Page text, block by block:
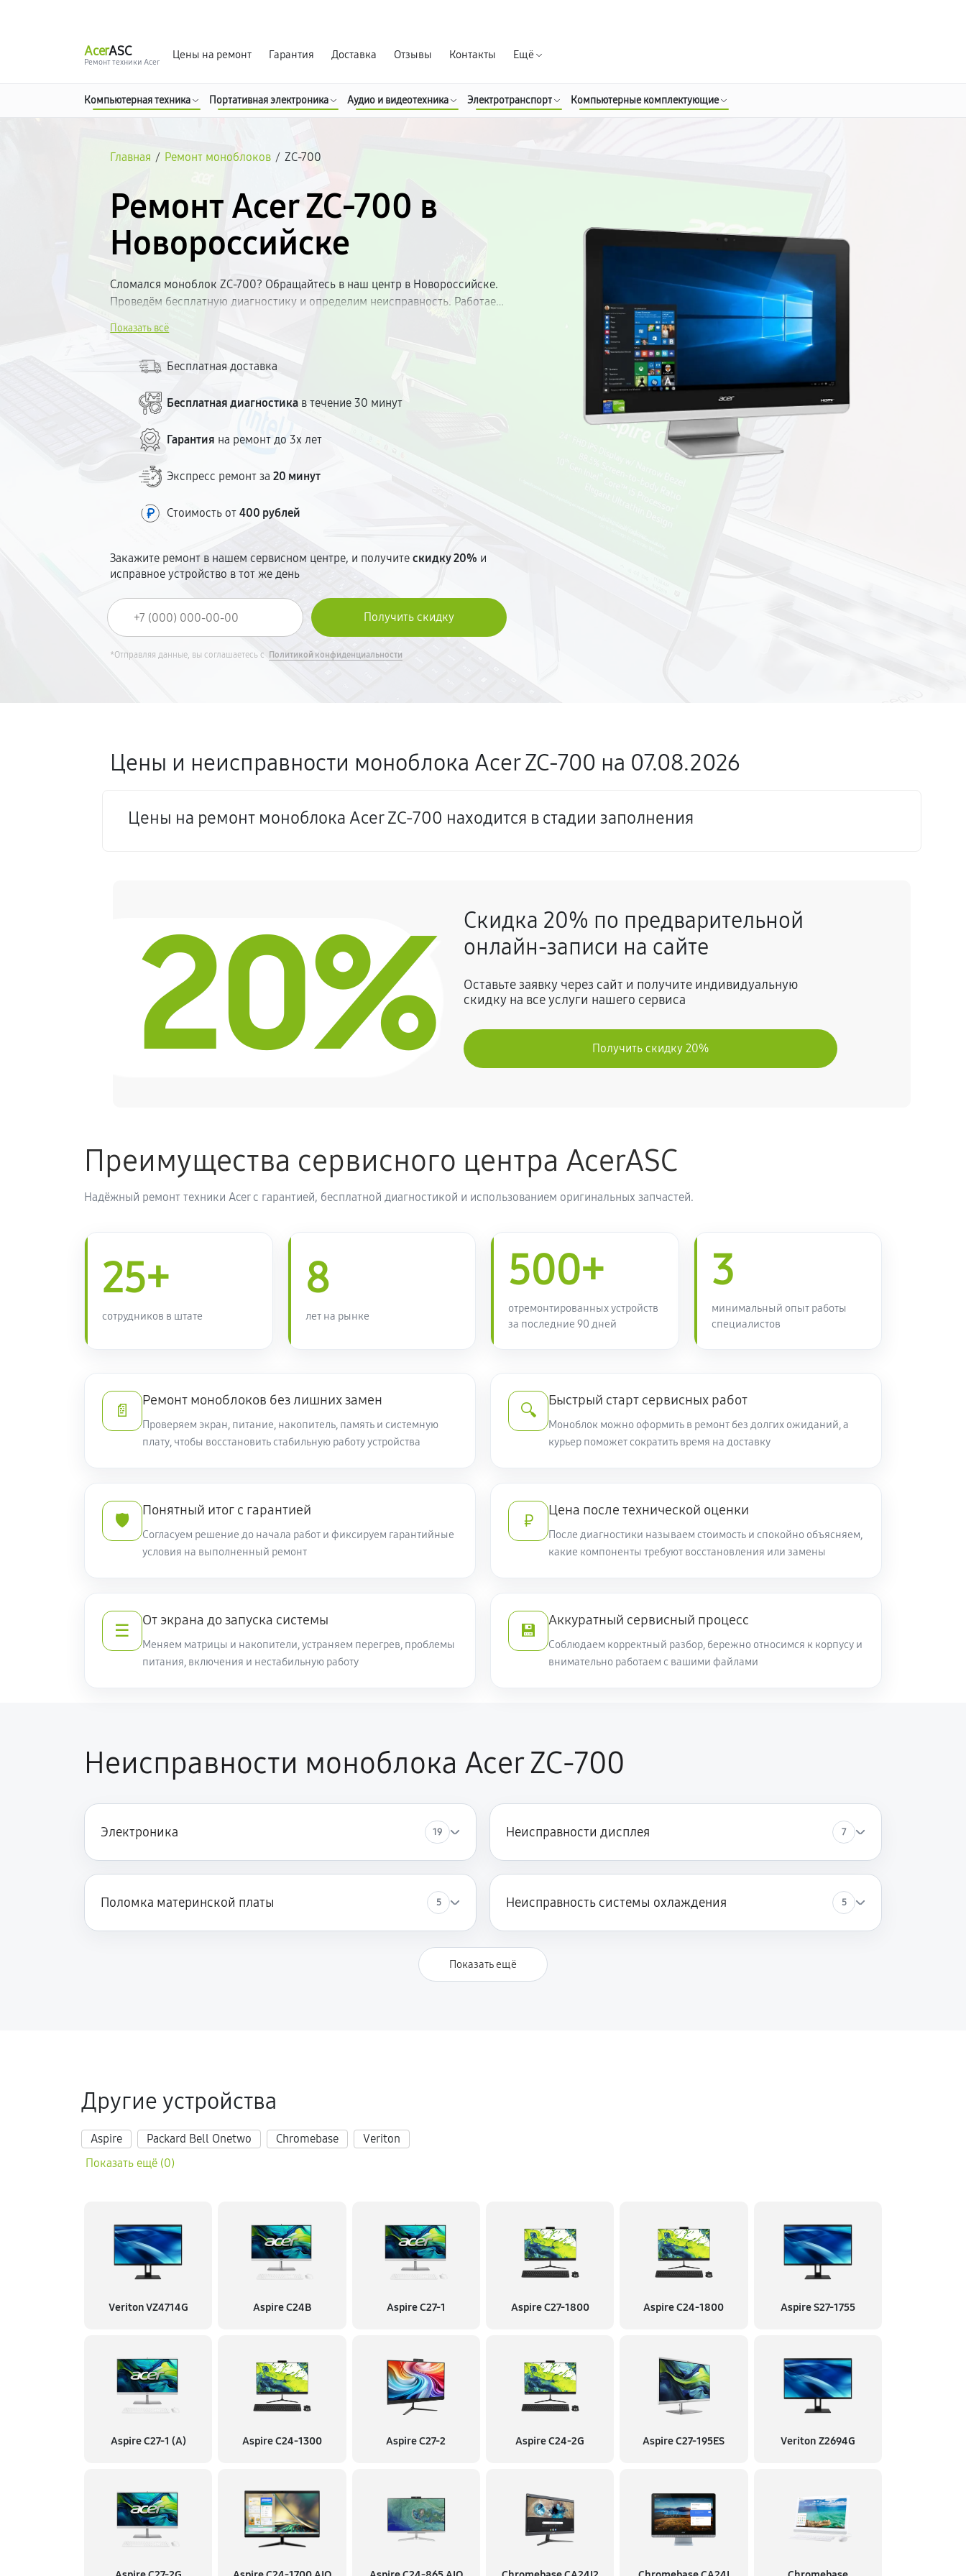
AcerASC
Ремонт техники Acer
Цены на ремонт Гарантия Доставка Отзывы Контакты Ещё
Компьютерная техника Портативная электроника Аудио и видеотехника Электротранспорт Компьютерные комплектующие
Главная / Ремонт моноблоков / ZC-700
Ремонт Acer ZC-700 в
Новороссийске
Сломался моноблок ZC-700? Обращайтесь в наш центр в Новороссийске.
Проведём бесплатную диагностику и определим неисправность. Работаем
Ремонт — от 30 минут. Стоимость озвучиваем до начала ремонта. Без
Показать всё
Бесплатная доставка
Бесплатная диагностика в течение 30 минут
Гарантия на ремонт до 3х лет
Экспресс ремонт за20 минут
Стоимость от400 рублей
Закажите ремонт в нашем сервисном центре, и получитескидку 20% и
исправное устройство в тот же день
*Отправляя данные, вы соглашаетесь с Политикой конфиденциальности
Цены и неисправности моноблока Acer ZC-700 на 07.08.2026
Цены на ремонт моноблока Acer ZC-700 находится в стадии заполнения
20%
Скидка 20% по предварительной
онлайн-записи на сайте
Оставьте заявку через сайт и получите индивидуальную
скидку на все услуги нашего сервиса
Получить скидку 20%
Преимущества сервисного центра AcerASC
Надёжный ремонт техники Acer с гарантией, бесплатной диагностикой и использованием оригинальных запчастей.
25+
сотрудников в штате
8
лет на рынке
500+
отремонтированных устройств
за последние 90 дней
3
минимальный опыт работы
специалистов
📄
Ремонт моноблоков без лишних замен
Проверяем экран, питание, накопитель, память и системную
плату, чтобы восстановить стабильную работу устройства
🔍
Быстрый старт сервисных работ
Моноблок можно оформить в ремонт без долгих ожиданий, а
курьер поможет сократить время на доставку
🛡️
Понятный итог с гарантией
Согласуем решение до начала работ и фиксируем гарантийные
условия на выполненный ремонт
₽
Цена после технической оценки
После диагностики называем стоимость и спокойно объясняем,
какие компоненты требуют восстановления или замены
☰
От экрана до запуска системы
Меняем матрицы и накопители, устраняем перегрев, проблемы
питания, включения и нестабильную работу
💾
Аккуратный сервисный процесс
Соблюдаем корректный разбор, бережно относимся к корпусу и
внимательно работаем с вашими файлами
Неисправности моноблока Acer ZC-700
Электроника 19 Неисправности дисплея 7
Поломка материнской платы 5 Неисправность системы охлаждения 5
Показать ещё
Другие устройства
Aspire Packard Bell Onetwo Chromebase
Veriton
Показать ещё (0)
Veriton VZ4714G Aspire C24B Aspire C27-1 Aspire C27-1800 Aspire C24-1800 Aspire S27-1755
Aspire C27-1 (A) Aspire C24-1300 Aspire C27-2 Aspire C24-2G Aspire C27-195ES Veriton Z2694G